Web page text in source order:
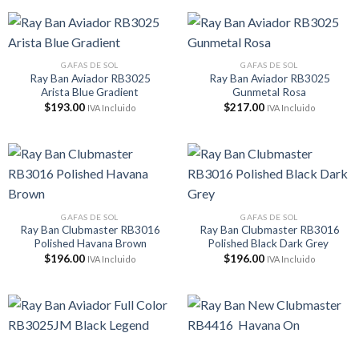
GAFAS DE SOL
Ray Ban Aviador RB3025
Arista Blue Gradient
$193.00 IVA Incluido
GAFAS DE SOL
Ray Ban Aviador RB3025
Gunmetal Rosa
$217.00 IVA Incluido
GAFAS DE SOL
Ray Ban Clubmaster RB3016
Polished Havana Brown
$196.00 IVA Incluido
GAFAS DE SOL
Ray Ban Clubmaster RB3016
Polished Black Dark Grey
$196.00 IVA Incluido